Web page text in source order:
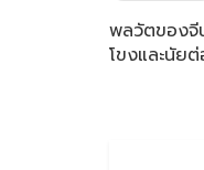
พลวัตของจี
โขงและนัยต่